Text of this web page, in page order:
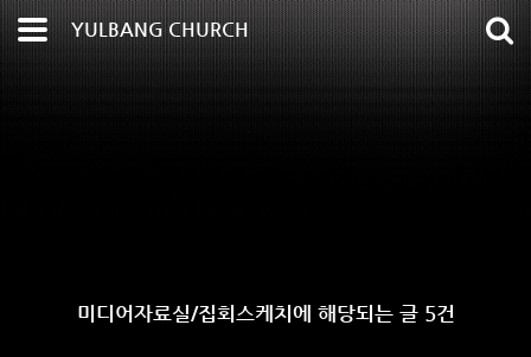
YULBANG CHURCH
미디어자료실/집회스케치에 해당되는 글 5건